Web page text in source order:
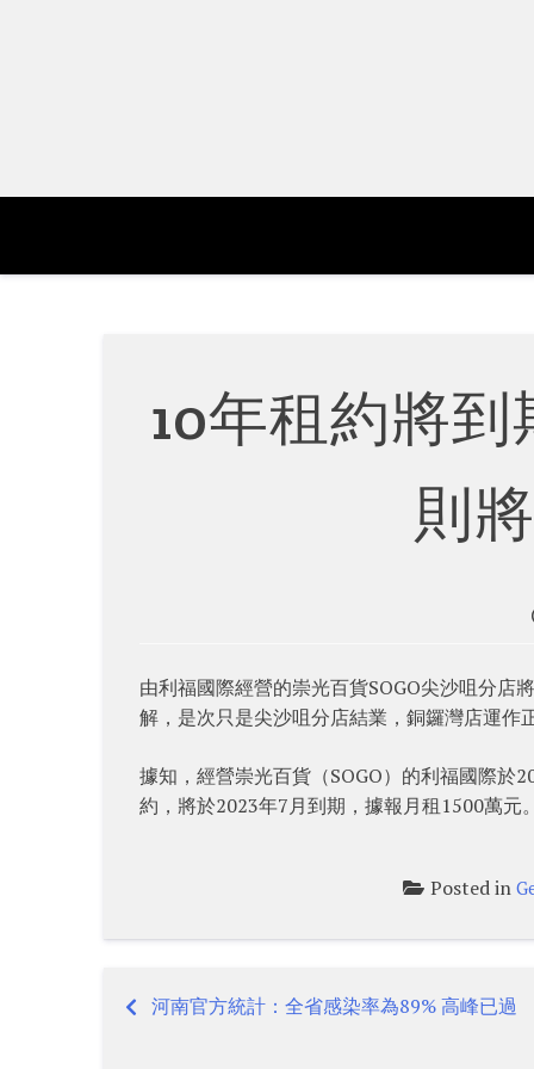
10年租約將
則
由利福國際經營的崇光百貨SOGO尖沙咀分店
解，是次只是尖沙咀分店結業，銅鑼灣店運作
據知，經營崇光百貨（SOGO）的利福國際於
約，將於2023年7月到期，據報月租1500萬元。
Posted in
Post
河南官方統計：全省感染率為89% 高峰已過